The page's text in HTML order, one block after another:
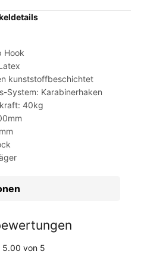
Hook
kunststoffbeschichtet
System: Karabinerhaken
40kg
5.00 von 5